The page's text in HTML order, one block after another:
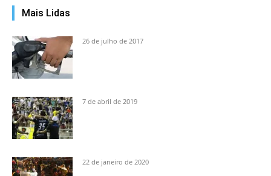
Mais Lidas
26 de julho de 2017
7 de abril de 2019
22 de janeiro de 2020